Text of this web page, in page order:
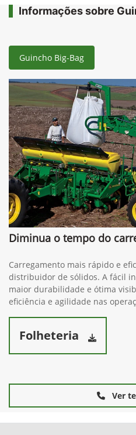
Informações sobre
Guincho Big-Bag
Diminua o tempo do
Carregamento mais rápido e
distribuidor de sólidos. A fácil
maior durabilidade e ótima
eficiência e agilidade nas
Folheteria
Ver